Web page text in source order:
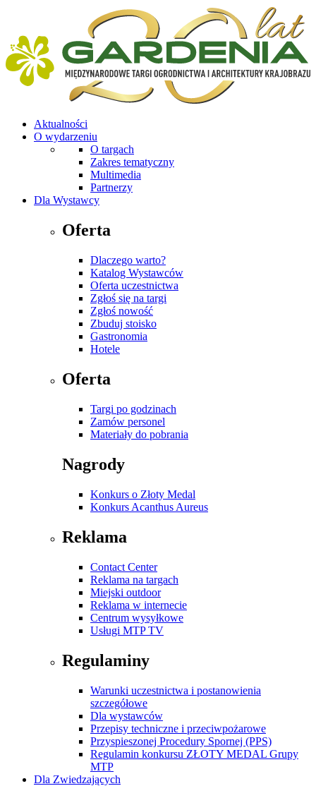
Aktualności
O wydarzeniu
O targach
Zakres tematyczny
Multimedia
Partnerzy
Dla Wystawcy
Oferta
Dlaczego warto?
Katalog Wystawców
Oferta uczestnictwa
Zgłoś się na targi
Zgłoś nowość
Zbuduj stoisko
Gastronomia
Hotele
Oferta
Targi po godzinach
Zamów personel
Materiały do pobrania
Nagrody
Konkurs o Złoty Medal
Konkurs Acanthus Aureus
Reklama
Contact Center
Reklama na targach
Miejski outdoor
Reklama w internecie
Centrum wysyłkowe
Usługi MTP TV
Regulaminy
Warunki uczestnictwa i postanowienia
szczegółowe
Dla wystawców
Przepisy techniczne i przeciwpożarowe
Przyspieszonej Procedury Spornej (PPS)
Regulamin konkursu ZŁOTY MEDAL Grupy
MTP
Dla Zwiedzających